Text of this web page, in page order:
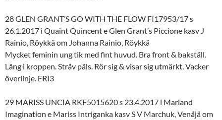
28 GLEN GRANT’S GO WITH THE FLOW FI17953/17 s
26.1.2017 i Quaint Quincent e Glen Grant’s Piccione kasv J
Rainio, Röykkä om Johanna Rainio, Röykkä
Mycket feminin ung tik med fint huvud. Bra front & bakställ.
Lång i kroppen. Sträv päls. Rör sig & visar sig utmärkt. Vacker
överlinje. ERI3
29 MARISS UNCIA RKF5015620 s 23.4.2017 i Marland
Imagination e Mariss Intriganka kasv S V Marchuk, Venäjä om